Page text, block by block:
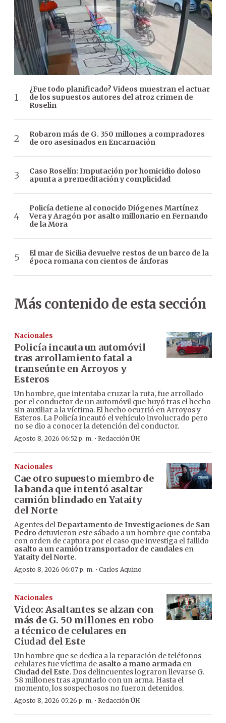
¿Fue todo planificado? Videos muestran el actuar
de los supuestos autores del atroz crimen de
Roselin
Robaron más de G. 350 millones a compradores
de oro asesinados en Encarnación
Caso Roselín: Imputación por homicidio doloso
apunta a premeditación y complicidad
Policía detiene al conocido Diógenes Martínez
Vera y Aragón por asalto millonario en Fernando
de la Mora
El mar de Sicilia devuelve restos de un barco de la
época romana con cientos de ánforas
Más contenido de esta sección
Nacionales
Policía incauta un automóvil
tras arrollamiento fatal a
transeúnte en Arroyos y
Esteros
Un hombre, que intentaba cruzar la ruta, fue arrollado
por el conductor de un automóvil que huyó tras el hecho
sin auxiliar a la víctima. El hecho ocurrió en Arroyos y
Esteros. La Policía incautó el vehículo involucrado pero
no se dio a conocer la detención del conductor.
Agosto 8, 2026 06:52 p. m. · Redacción ÚH
Nacionales
Cae otro supuesto miembro de
la banda que intentó asaltar
camión blindado en Yataity
del Norte
Agentes del Departamento de Investigaciones de San
Pedro detuvieron este sábado a un hombre que contaba
con orden de captura por el caso que investiga el fallido
asalto a un camión transportador de caudales en
Yataity del Norte.
Agosto 8, 2026 06:07 p. m. · Carlos Aquino
Nacionales
Video: Asaltantes se alzan con
más de G. 50 millones en robo
a técnico de celulares en
Ciudad del Este
Un hombre que se dedica a la reparación de teléfonos
celulares fue víctima de asalto a mano armada en
Ciudad del Este. Dos delincuentes lograron llevarse G.
58 millones tras apuntarlo con un arma. Hasta el
momento, los sospechosos no fueron detenidos.
Agosto 8, 2026 05:26 p. m. · Redacción ÚH